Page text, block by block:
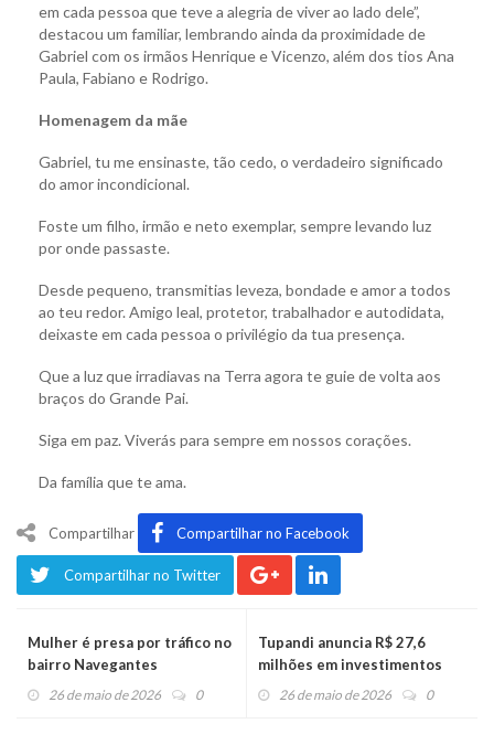
em cada pessoa que teve a alegria de viver ao lado dele”,
destacou um familiar, lembrando ainda da proximidade de
Gabriel com os irmãos Henrique e Vicenzo, além dos tios Ana
Paula, Fabiano e Rodrigo.
Homenagem da mãe
Gabriel, tu me ensinaste, tão cedo, o verdadeiro significado
do amor incondicional.
Foste um filho, irmão e neto exemplar, sempre levando luz
por onde passaste.
Desde pequeno, transmitias leveza, bondade e amor a todos
ao teu redor. Amigo leal, protetor, trabalhador e autodidata,
deixaste em cada pessoa o privilégio da tua presença.
Que a luz que irradiavas na Terra agora te guie de volta aos
braços do Grande Pai.
Siga em paz. Viverás para sempre em nossos corações.
Da família que te ama.
Compartilhar Compartilhar no Facebook
Compartilhar no Twitter
Mulher é presa por tráfico no
bairro Navegantes
26 de maio de 2026 0
Tupandi anuncia R$ 27,6
milhões em investimentos
26 de maio de 2026 0